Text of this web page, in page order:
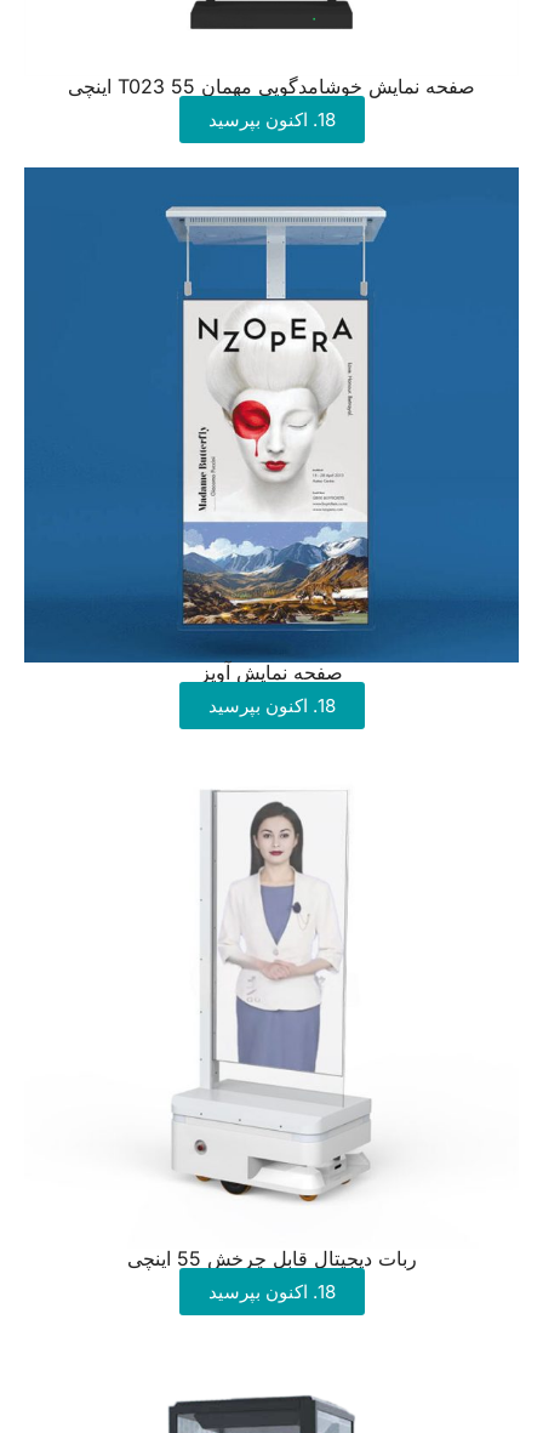
صفحه نمایش خوشامدگویی مهمان T023 55 اینچی
18. اکنون بپرسید
صفحه نمایش آویز
18. اکنون بپرسید
ربات دیجیتال قابل چرخش 55 اینچی
18. اکنون بپرسید